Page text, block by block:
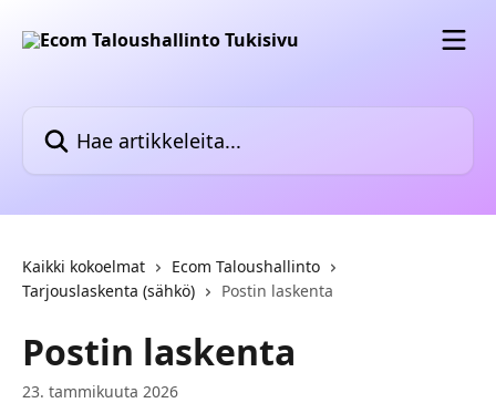
Kaikki kokoelmat
Ecom Taloushallinto
Tarjouslaskenta (sähkö)
Postin laskenta
Postin laskenta
23. tammikuuta 2026